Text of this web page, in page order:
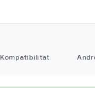
Kompatibilität